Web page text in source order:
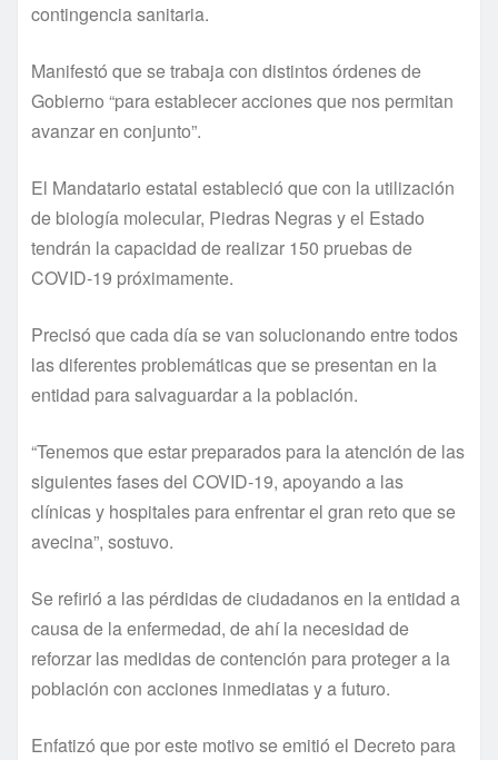
contingencia sanitaria.
Manifestó que se trabaja con distintos órdenes de
Gobierno “para establecer acciones que nos permitan
avanzar en conjunto”.
El Mandatario estatal estableció que con la utilización
de biología molecular, Piedras Negras y el Estado
tendrán la capacidad de realizar 150 pruebas de
COVID-19 próximamente.
Precisó que cada día se van solucionando entre todos
las diferentes problemáticas que se presentan en la
entidad para salvaguardar a la población.
“Tenemos que estar preparados para la atención de las
siguientes fases del COVID-19, apoyando a las
clínicas y hospitales para enfrentar el gran reto que se
avecina”, sostuvo.
Se refirió a las pérdidas de ciudadanos en la entidad a
causa de la enfermedad, de ahí la necesidad de
reforzar las medidas de contención para proteger a la
población con acciones inmediatas y a futuro.
Enfatizó que por este motivo se emitió el Decreto para